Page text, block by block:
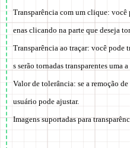
Transparência com um clique:
enas clicando na parte que deseja
Transparência ao traçar: você pode
s serão tornadas transparentes uma a
Valor de tolerância: se a remoção
usuário pode ajustar.
Imagens suportadas para